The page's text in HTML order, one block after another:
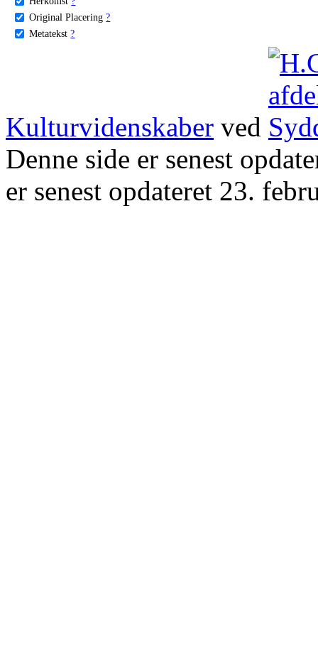
Original Placering ?
Metatekst ?
Kulturvidenskaber ved
Denne side er senest
er senest opdateret 23.